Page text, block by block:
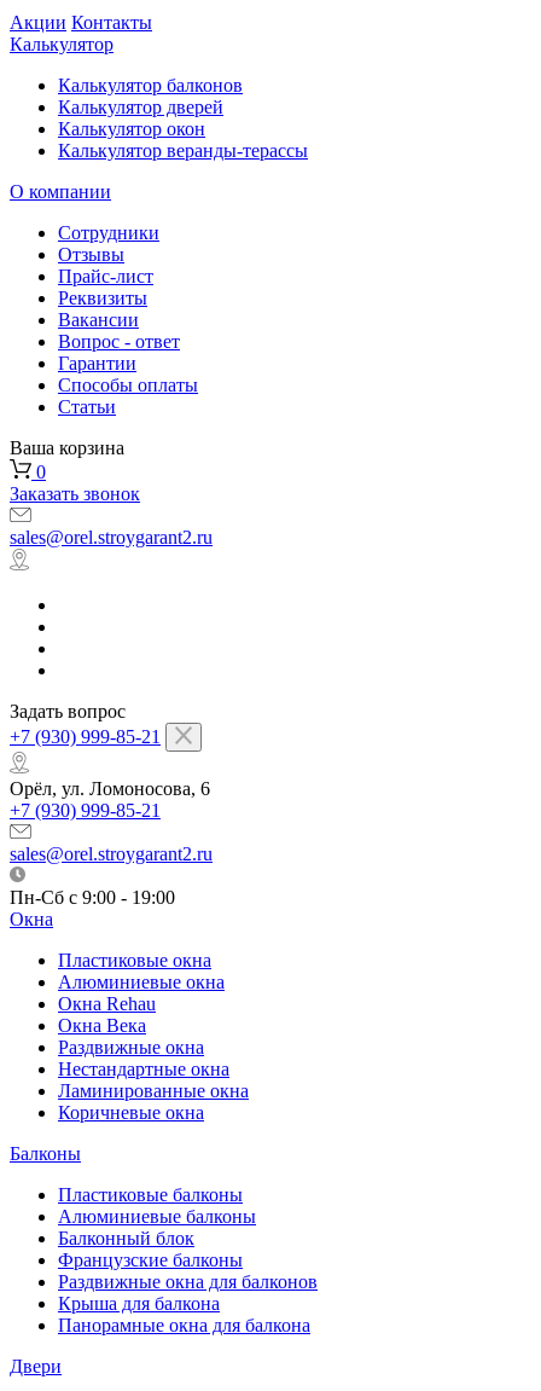
Акции Контакты
Калькулятор
Калькулятор балконов
Калькулятор дверей
Калькулятор окон
Калькулятор веранды-терассы
О компании
Сотрудники
Отзывы
Прайс-лист
Реквизиты
Вакансии
Вопрос - ответ
Гарантии
Способы оплаты
Статьи
Ваша корзина
0
Заказать звонок
sales@orel.stroygarant2.ru
Задать вопрос
+7 (930) 999-85-21
Орёл, ул. Ломоносова, 6
+7 (930) 999-85-21
sales@orel.stroygarant2.ru
Пн-Сб с 9:00 - 19:00
Окна
Пластиковые окна
Алюминиевые окна
Окна Rehau
Окна Века
Раздвижные окна
Нестандартные окна
Ламинированные окна
Коричневые окна
Балконы
Пластиковые балконы
Алюминиевые балконы
Балконный блок
Французские балконы
Раздвижные окна для балконов
Крыша для балкона
Панорамные окна для балкона
Двери